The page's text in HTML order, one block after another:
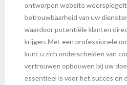
ontworpen website
betrouwbaarheid van uw
waardoor potentiële klanten
krijgen. Met een professionele
kunt u zich onderscheiden van
vertrouwen opbouwen bij uw
essentieel is voor het succes en